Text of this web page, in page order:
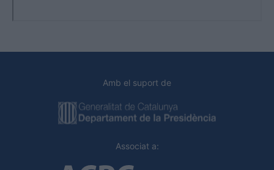
Amb el suport de
Associat a: